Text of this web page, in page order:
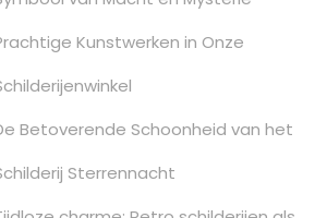
Kunstwerken in Onze
Betoverende Schoonheid van het
Sterrennacht